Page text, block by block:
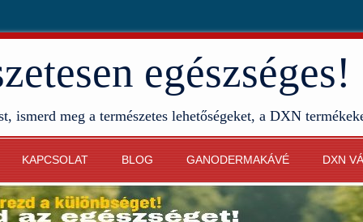
egészséges!
ismerd meg a természetes lehetőségeket, a DXN
KAPCSOLAT BLOG GANODERMAKÁVÉ DXN